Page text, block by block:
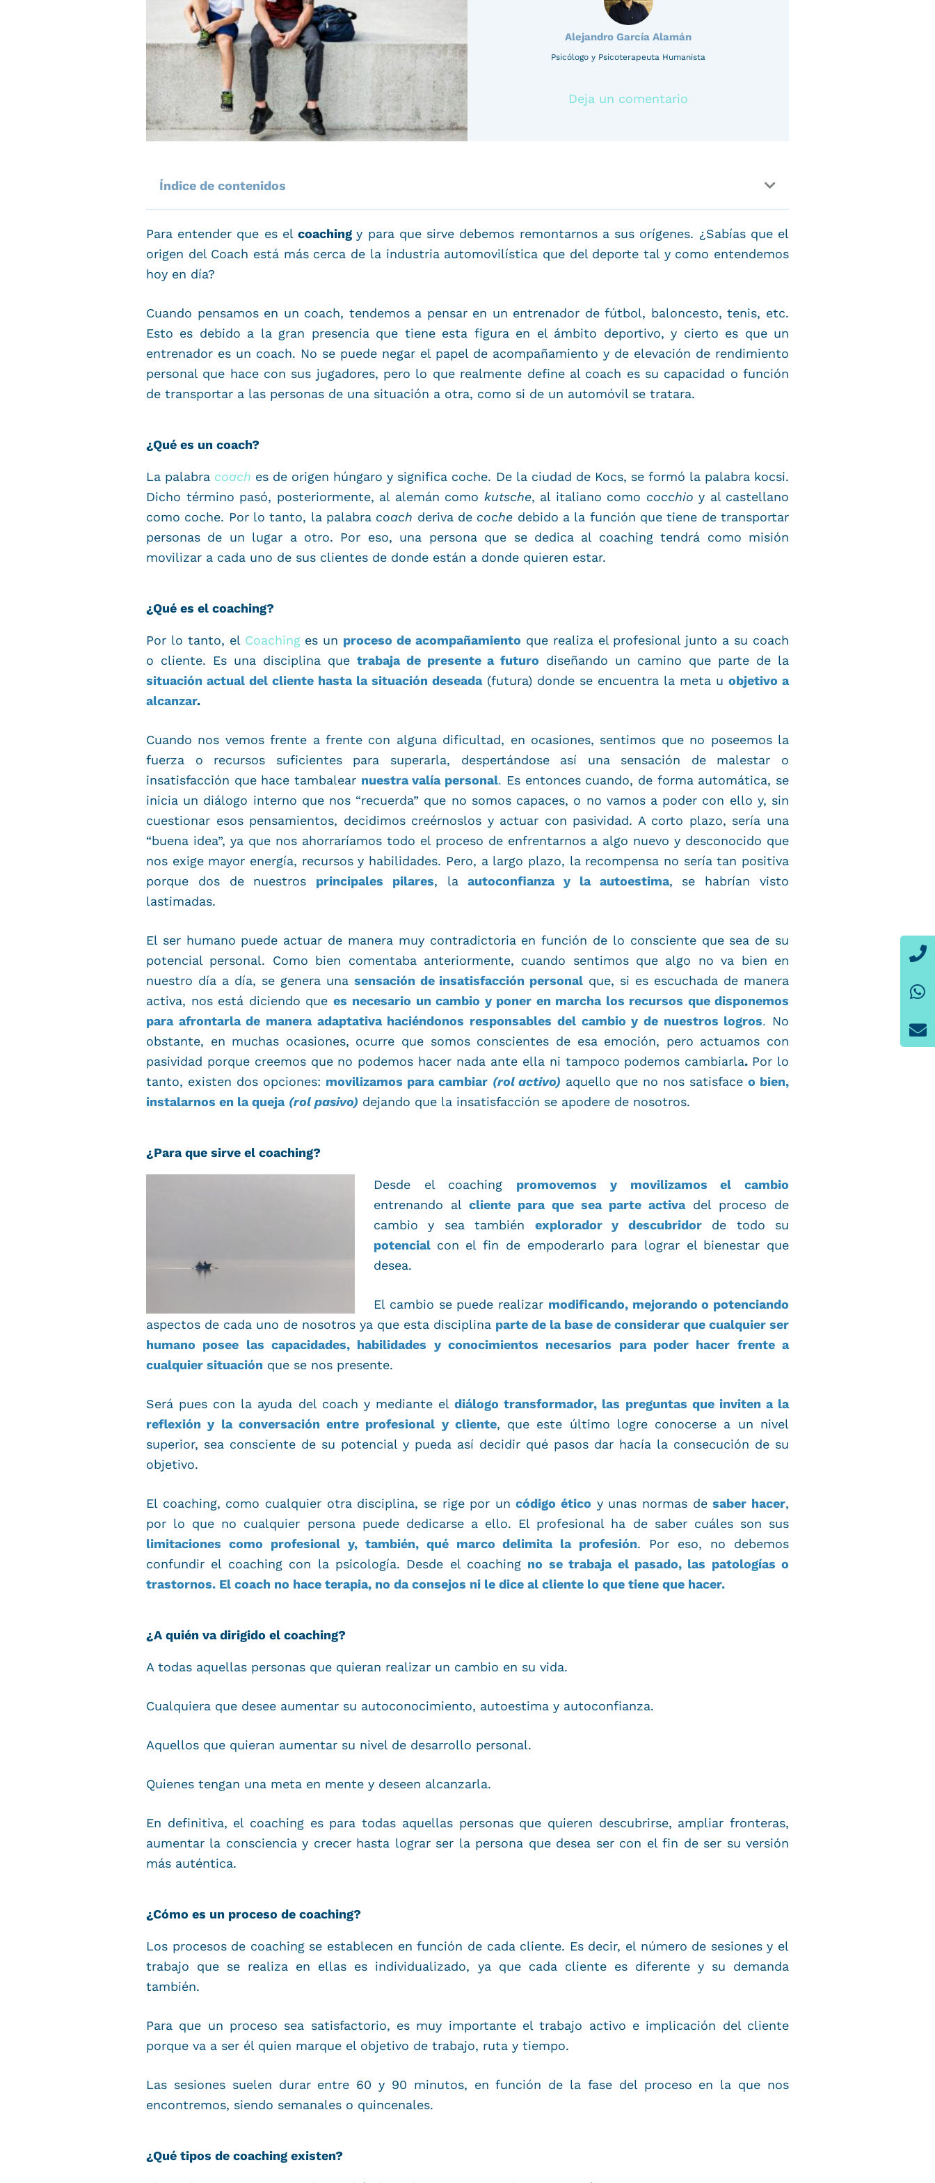
Alejandro García Alamán
Psicólogo y Psicoterapeuta Humanista
Deja un comentario
Índice de contenidos
Para entender que es elcoachingy para que sirve debemos remontarnos a sus orígenes. ¿Sabías que el
origen del Coach está más cerca de la industria automovilística que del deporte tal y como entendemos
hoy en día?
Cuando pensamos en un coach, tendemos a pensar en un entrenador de fútbol, baloncesto, tenis, etc.
Esto es debido a la gran presencia que tiene esta figura en el ámbito deportivo, y cierto es que un
entrenador es un coach. No se puede negar el papel de acompañamiento y de elevación de rendimiento
personal que hace con sus jugadores, pero lo que realmente define al coach es su capacidad o función
de transportar a las personas de una situación a otra, como si de un automóvil se tratara.
¿Qué es un coach?
La palabra coach es de origen húngaro y significa coche. De la ciudad de Kocs, se formó la palabra kocsi.
Dicho término pasó, posteriormente, al alemán como kutsche, al italiano como cocchio y al castellano
como coche. Por lo tanto, la palabra coach deriva de coche debido a la función que tiene de transportar
personas de un lugar a otro. Por eso, una persona que se dedica al coaching tendrá como misión
movilizar a cada uno de sus clientes de donde están a donde quieren estar.
¿Qué es el coaching?
Por lo tanto, el Coachinges un proceso de acompañamiento que realiza el profesional junto a su coach
o cliente. Es una disciplina que trabaja de presente a futuro diseñando un camino que parte de la
situación actual del cliente hasta la situación deseada(futura) donde se encuentra la meta u objetivo a
alcanzar.
Cuando nos vemos frente a frente con alguna dificultad, en ocasiones, sentimos que no poseemos la
fuerza o recursos suficientes para superarla, despertándose así una sensación de malestar o
insatisfacción que hace tambalear nuestra valía personal. Es entonces cuando, de forma automática, se
inicia un diálogo interno que nos “recuerda” que no somos capaces, o no vamos a poder con ello y, sin
cuestionar esos pensamientos, decidimos creérnoslos y actuar con pasividad. A corto plazo, sería una
“buena idea”, ya que nos ahorraríamos todo el proceso de enfrentarnos a algo nuevo y desconocido que
nos exige mayor energía, recursos y habilidades. Pero, a largo plazo, la recompensa no sería tan positiva
porque dos de nuestros principales pilares, laautoconfianza y la autoestima, se habrían visto
lastimadas.
El ser humano puede actuar de manera muy contradictoria en función de lo consciente que sea de su
potencial personal. Como bien comentaba anteriormente, cuando sentimos que algo no va bien en
nuestro día a día, se genera una sensación de insatisfacción personal que, si es escuchada de manera
activa, nos está diciendo que es necesario un cambio y poner en marcha los recursos que disponemos
para afrontarla de manera adaptativa haciéndonos responsables del cambio y de nuestros logros. No
obstante, en muchas ocasiones, ocurre que somos conscientes de esa emoción, pero actuamos con
pasividad porque creemos que no podemos hacer nada ante ella ni tampoco podemos cambiarla. Por lo
tanto, existen dos opciones: movilizamos para cambiar (rol activo) aquello que no nos satisfaceo bien,
instalarnos en la queja (rol pasivo) dejando que la insatisfacción se apodere de nosotros.
¿Para que sirve el coaching?
Desde el coaching promovemos y movilizamos el cambio
entrenando al cliente para que sea parte activadel proceso de
cambio y sea también explorador y descubridorde todo su
potencial con el fin de empoderarlo para lograr el bienestar que
desea.
El cambio se puede realizar modificando, mejorando o potenciando
aspectos de cada uno de nosotros ya que esta disciplina parte de la base de considerar que cualquier ser
humano posee las capacidades, habilidades y conocimientos necesarios para poder hacer frente a
cualquier situación que se nos presente.
Será pues con la ayuda del coach y mediante eldiálogo transformador, las preguntas que inviten a la
reflexión y la conversación entre profesional y cliente, que este último logre conocerse a un nivel
superior, sea consciente de su potencial y pueda así decidir qué pasos dar hacía la consecución de su
objetivo.
El coaching, como cualquier otra disciplina, se rige por uncódigo ético y unas normas desaber hacer,
por lo que no cualquier persona puede dedicarse a ello. El profesional ha de saber cuáles son sus
limitaciones como profesional y, también, qué marco delimita la profesión. Por eso, no debemos
confundir el coaching con la psicología. Desde el coaching no se trabaja el pasado, las patologías o
trastornos. El coach no hace terapia, no da consejos ni le dice al cliente lo que tiene que hacer.
¿A quién va dirigido el coaching?
A todas aquellas personas que quieran realizar un cambio en su vida.
Cualquiera que desee aumentar su autoconocimiento, autoestima y autoconfianza.
Aquellos que quieran aumentar su nivel de desarrollo personal.
Quienes tengan una meta en mente y deseen alcanzarla.
En definitiva, el coaching es para todas aquellas personas que quieren descubrirse, ampliar fronteras,
aumentar la consciencia y crecer hasta lograr ser la persona que desea ser con el fin de ser su versión
más auténtica.
¿Cómo es un proceso de coaching?
Los procesos de coaching se establecen en función de cada cliente. Es decir, el número de sesiones y el
trabajo que se realiza en ellas es individualizado, ya que cada cliente es diferente y su demanda
también.
Para que un proceso sea satisfactorio, es muy importante el trabajo activo e implicación del cliente
porque va a ser él quien marque el objetivo de trabajo, ruta y tiempo.
Las sesiones suelen durar entre 60 y 90 minutos, en función de la fase del proceso en la que nos
encontremos, siendo semanales o quincenales.
¿Qué tipos de coaching existen?